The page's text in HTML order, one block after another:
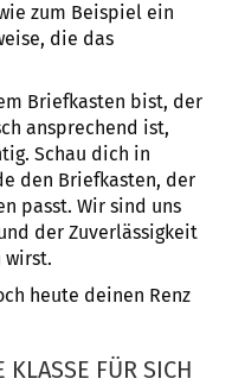
zum Beispiel ein
die das
Briefkasten bist, der
ansprechend ist,
Schau dich in
den Briefkasten, der
passt. Wir sind uns
der Zuverlässigkeit
wirst.
heute deinen Renz
KLASSE FÜR SICH